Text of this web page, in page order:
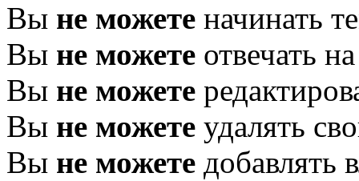
Вы не можете начинать
Вы не можете отвечать
Вы не можете
Вы не можете удалять
Вы не можете добавлять